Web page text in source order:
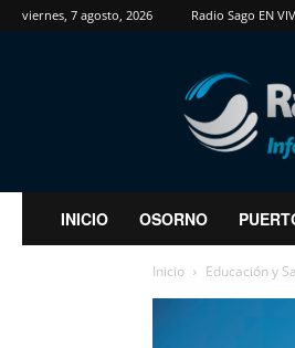
viernes, 7 agosto, 2026 Radio Sago EN
RadioSago
INICIO OSORNO
Inicio Educación y